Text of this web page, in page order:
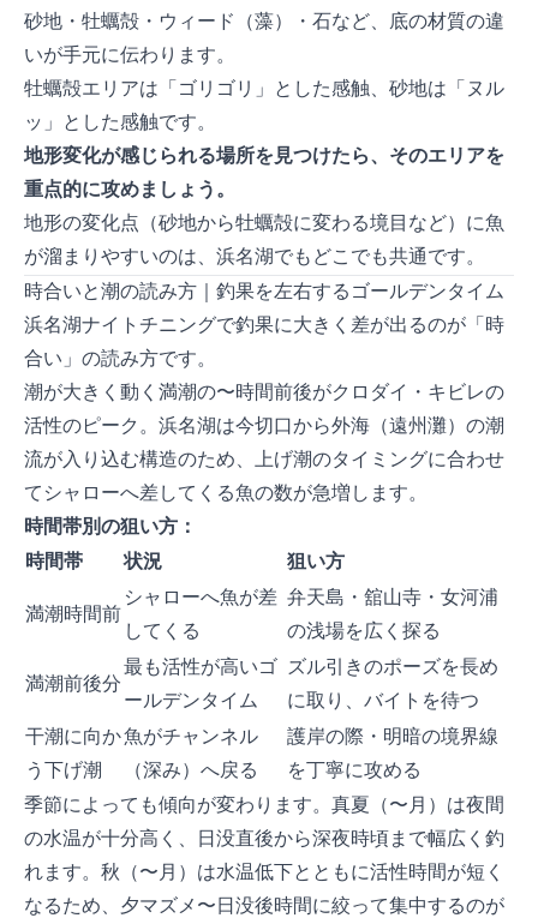
砂地・牡蠣殻・ウィード（藻）・石など、底の材質の違
いが手元に伝わります。
牡蠣殻エリアは「ゴリゴリ」とした感触、砂地は「ヌル
ッ」とした感触です。
地形変化が感じられる場所を見つけたら、そのエリアを
重点的に攻めましょう。
地形の変化点（砂地から牡蠣殻に変わる境目など）に魚
が溜まりやすいのは、浜名湖でもどこでも共通です。
時合いと潮の読み方｜釣果を左右するゴールデンタイム
浜名湖ナイトチニングで釣果に大きく差が出るのが「時
合い」の読み方です。
潮が大きく動く満潮の1〜2時間前後がクロダイ・キビレの
活性のピーク。浜名湖は今切口から外海（遠州灘）の潮
流が入り込む構造のため、上げ潮のタイミングに合わせ
てシャローへ差してくる魚の数が急増します。
時間帯別の狙い方：
時間帯
状況 狙い方
満潮2時間前
シャローへ魚が差
してくる
弁天島・舘山寺・女河浦
の浅場を広く探る
満潮前後30分
最も活性が高いゴ
ールデンタイム
ズル引きのポーズを長め
に取り、バイトを待つ
干潮に向か
う下げ潮
魚がチャンネル
（深み）へ戻る
護岸の際・明暗の境界線
を丁寧に攻める
季節によっても傾向が変わります。**真夏（7〜8月）**は夜間
の水温が十分高く、日没直後から深夜2時頃まで幅広く釣
れます。**秋（9〜11月）**は水温低下とともに活性時間が短く
なるため、夕マズメ〜日没後2時間に絞って集中するのが